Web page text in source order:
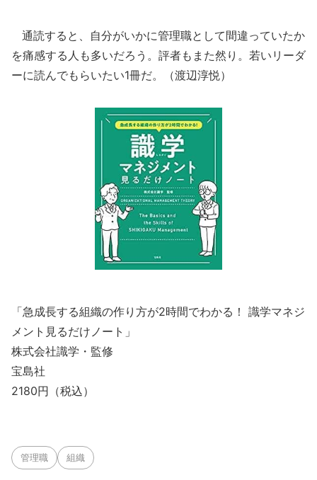
通読すると、自分がいかに管理職として間違っていたか
を痛感する人も多いだろう。評者もまた然り。若いリーダ
ーに読んでもらいたい1冊だ。（渡辺淳悦）
「急成長する組織の作り方が2時間でわかる！ 識学マネジ
メント見るだけノート」
株式会社識学・監修
宝島社
2180円（税込）
管理職 組織